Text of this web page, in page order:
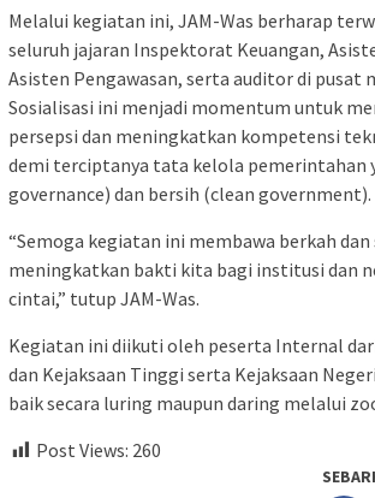
Melalui kegiatan ini, JAM-Was berharap
seluruh jajaran Inspektorat Keuangan,
Asisten Pengawasan, serta auditor di pusat
Sosialisasi ini menjadi momentum untuk
persepsi dan meningkatkan kompetensi
demi terciptanya tata kelola pemerintahan
governance) dan bersih (clean government).
“Semoga kegiatan ini membawa berkah dan
meningkatkan bakti kita bagi institusi dan
cintai,” tutup JAM-Was.
Kegiatan ini diikuti oleh peserta Internal
dan Kejaksaan Tinggi serta Kejaksaan
baik secara luring maupun daring melalui
Post Views: 260